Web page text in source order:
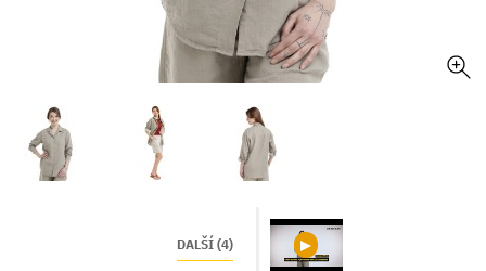
DALŠÍ (4)